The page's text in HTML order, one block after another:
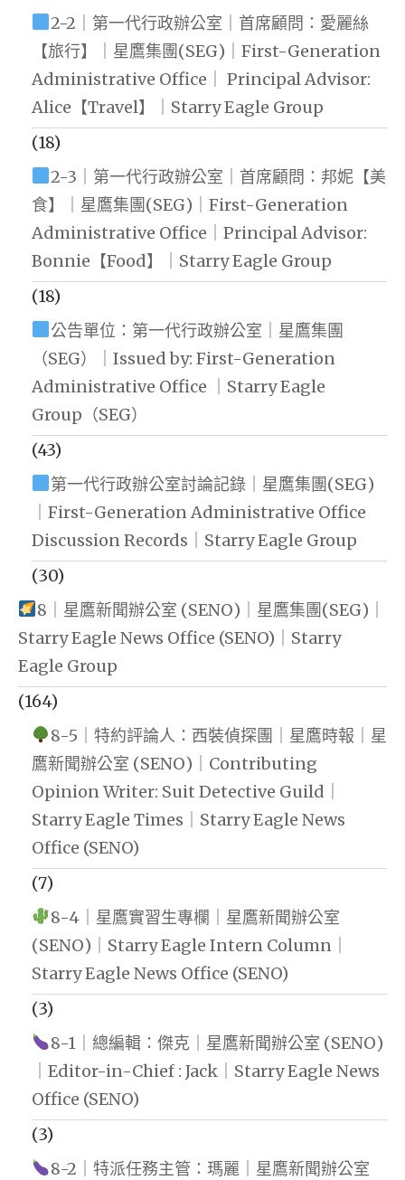
2-2｜第一代行政辦公室｜首席顧問：愛麗絲
【旅行】｜星鷹集團(SEG)｜First-Generation
Administrative Office｜ Principal Advisor:
Alice【Travel】｜Starry Eagle Group
(18)
2-3｜第一代行政辦公室｜首席顧問：邦妮【美
食】｜星鷹集團(SEG)｜First-Generation
Administrative Office｜Principal Advisor:
Bonnie【Food】｜Starry Eagle Group
(18)
公告單位：第一代行政辦公室｜星鷹集團
（SEG）｜Issued by: First-Generation
Administrative Office ｜Starry Eagle
Group（SEG）
(43)
第一代行政辦公室討論記錄｜星鷹集團(SEG)
｜First-Generation Administrative Office
Discussion Records｜Starry Eagle Group
(30)
8｜星鷹新聞辦公室 (SENO)｜星鷹集團(SEG)｜
Starry Eagle News Office (SENO)｜Starry
Eagle Group
(164)
8-5｜特約評論人：西裝偵探團｜星鷹時報｜星
鷹新聞辦公室 (SENO)｜Contributing
Opinion Writer: Suit Detective Guild｜
Starry Eagle Times｜Starry Eagle News
Office (SENO)
(7)
8-4｜星鷹實習生專欄｜星鷹新聞辦公室
(SENO)｜Starry Eagle Intern Column｜
Starry Eagle News Office (SENO)
(3)
8-1｜總編輯：傑克｜星鷹新聞辦公室 (SENO)
｜Editor-in-Chief : Jack｜Starry Eagle News
Office (SENO)
(3)
8-2｜特派任務主管：瑪麗｜星鷹新聞辦公室